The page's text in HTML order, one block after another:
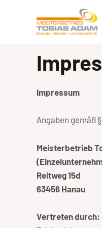
Impressum
Angaben gemäß
Meisterbetrieb
Reitweg 15d
63456 Hanau
Vertreten durch: